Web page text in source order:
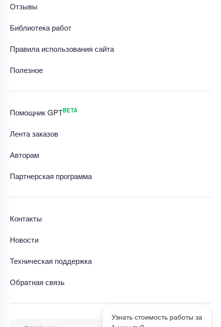
Узнать стоимость работы за
Отзывы
Библиотека работ
Правила использования сайта
Полезное
Помощник GPTBETA
Лента заказов
Авторам
Партнерская программа
Контакты
Новости
Техническая поддержка
Обратная связь